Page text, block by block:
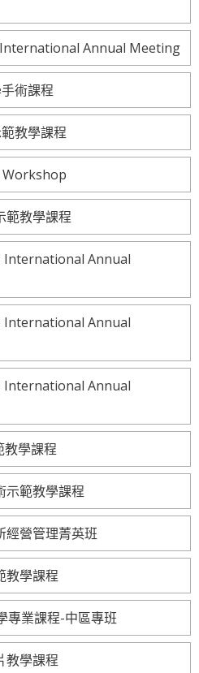
International Annual Meeting
術課程
教學課程
Workshop
範教學課程
International Annual
International Annual
International Annual
學課程
示範教學課程
營管理菁英班
教學課程
專業課程-中區專班
教學課程